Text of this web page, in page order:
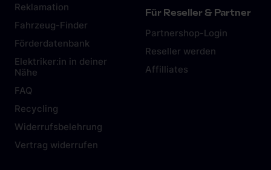
Reklamation
Fahrzeug-Finder
Förderdatenbank
Elektriker:in in deiner
Nähe
FAQ
Recycling
Widerrufsbelehrung
Vertrag widerrufen
Für Reseller & Partner
Partnershop-Login
Reseller werden
Affilliates